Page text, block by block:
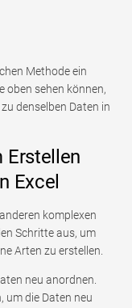
Methode ein
oben sehen können,
denselben Daten in
Erstellen
Excel
komplexen
Schritte aus, um
Arten zu erstellen.
neu anordnen.
um die Daten neu